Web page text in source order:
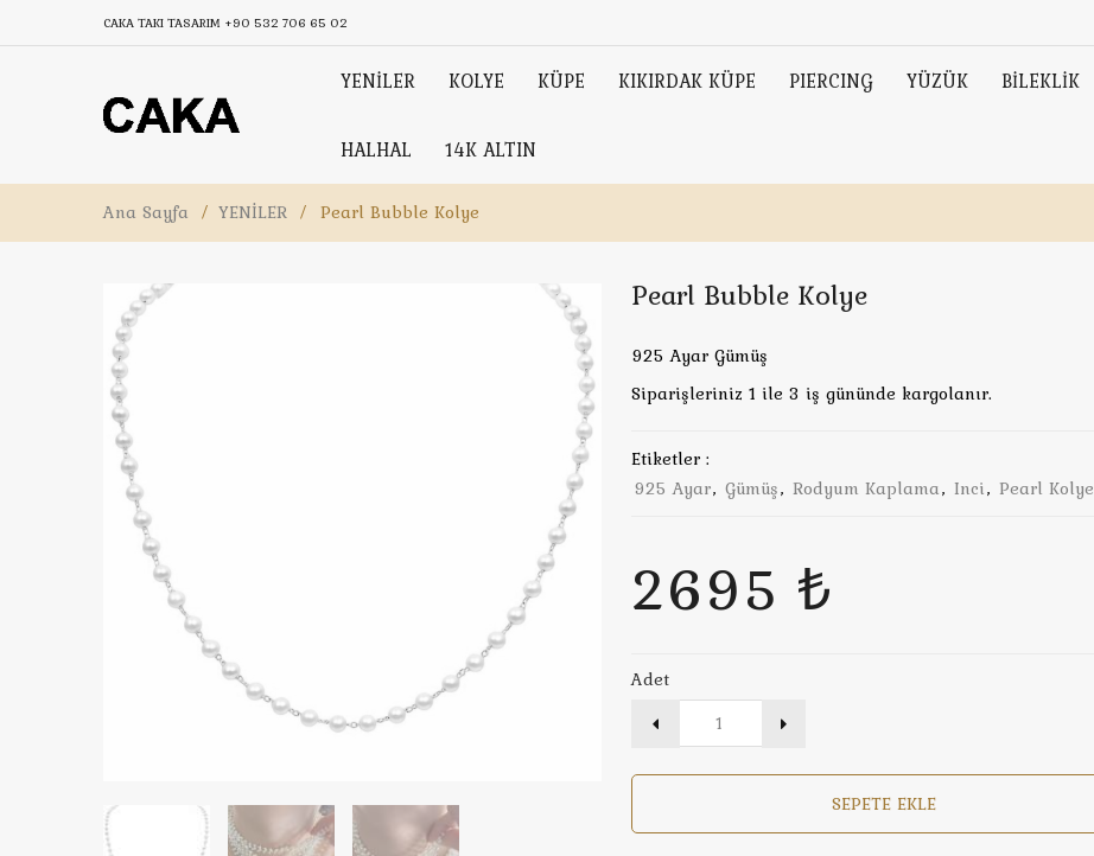
CAKA TAKI TASARIM +90 532 706 65 02
YENİLER KOLYE KÜPE KIKIRDAK KÜPE PIERCING YÜZÜK BİLEKLİK
HALHAL 14K ALTIN
Ana Sayfa / YENİLER / Pearl Bubble Kolye
Pearl Bubble Kolye
925 Ayar Gümüş
Siparişleriniz 1 ile 3 iş gününde kargolanır.
Etiketler :
925 Ayar, Gümüş, Rodyum Kaplama, Inci, Pearl Kolye
2695 ₺
Adet
SEPETE EKLE